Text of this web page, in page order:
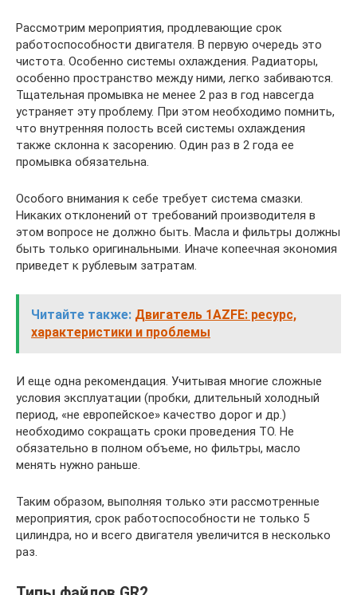
Рассмотрим мероприятия, продлевающие срок
работоспособности двигателя. В первую очередь это
чистота. Особенно системы охлаждения. Радиаторы,
особенно пространство между ними, легко забиваются.
Тщательная промывка не менее 2 раз в год навсегда
устраняет эту проблему. При этом необходимо помнить,
что внутренняя полость всей системы охлаждения
также склонна к засорению. Один раз в 2 года ее
промывка обязательна.
Особого внимания к себе требует система смазки.
Никаких отклонений от требований производителя в
этом вопросе не должно быть. Масла и фильтры должны
быть только оригинальными. Иначе копеечная экономия
приведет к рублевым затратам.
Читайте также: Двигатель 1AZFE: ресурс,
характеристики и проблемы
И еще одна рекомендация. Учитывая многие сложные
условия эксплуатации (пробки, длительный холодный
период, «не европейское» качество дорог и др.)
необходимо сокращать сроки проведения ТО. Не
обязательно в полном объеме, но фильтры, масло
менять нужно раньше.
Таким образом, выполняя только эти рассмотренные
мероприятия, срок работоспособности не только 5
цилиндра, но и всего двигателя увеличится в несколько
раз.